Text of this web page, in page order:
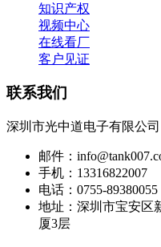
知识产权
视频中心
在线看厂
客户见证
联系我们
深圳市光中道电子有限公司
邮件：
手机：13316822007
电话：0755-89380055
地址：深圳市宝安区
厦3层